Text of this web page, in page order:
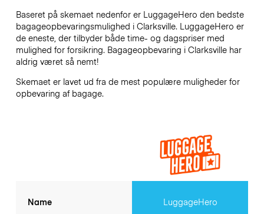
Baseret på skemaet nedenfor er LuggageHero den bedste
bagageopbevaringsmulighed i Clarksville. LuggageHero er
de eneste, der tilbyder både time- og dagspriser med
mulighed for forsikring. Bagageopbevaring i Clarksvillehar
aldrig været så nemt!
Skemaet er lavet ud fra de mest populære muligheder for
opbevaring af bagage.
Name LuggageHero